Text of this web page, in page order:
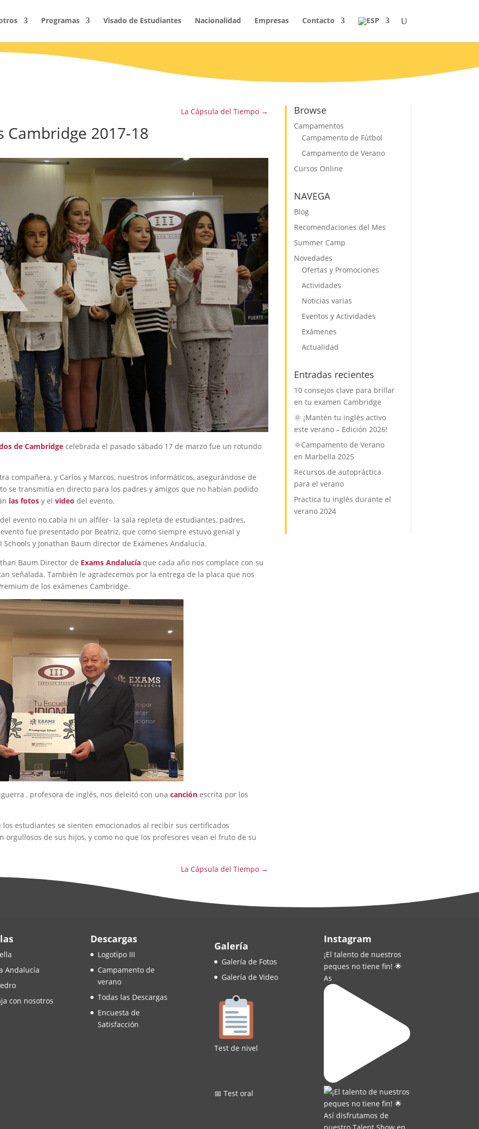
Programas Visado de Estudiantes Nacionalidad Empresas Contacto
La Cápsula del Tiempo→
Cambridge 2017-18
de Cambridge celebrada el pasado sábado 17 de marzo fue un rotundo
compañera, y Carlos y Marcos, nuestros informáticos, asegurándose de
se transmitía en directo para los padres y amigos que no habían podido
las fotos y el video del evento.
evento no cabía ni un alfiler- la sala repleta de estudiantes, padres,
fue presentado por Beatriz, que como siempre estuvo genial y
y Jonathan Baum director de Exámenes Andalucía.
Baum Director de Exams Andalucía que cada año nos complace con su
señalada. También le agradecemos por la entrega de la placa que nos
de los exámenes Cambridge.
, profesora de inglés, nos deleitó con una canción escrita por los
estudiantes se sienten emocionados al recibir sus certificados
orgullosos de sus hijos, y como no que los profesores vean el fruto de su
La Cápsula del Tiempo→
Browse
Campamentos
Campamento de Fútbol
Campamento de Verano
Cursos Online
NAVEGA
Blog
Recomendaciones del Mes
Summer Camp
Novedades
Ofertas y Promociones
Actividades
Noticias varias
Eventos y Actividades
Exámenes
Actualidad
Entradas recientes
10 consejos clave para brillar
en tu examen Cambridge
🌞 ¡Mantén tu inglés activo
este verano – Edición 2026!
🌞Campamento de Verano
en Marbella 2025
Recursos de autopráctica
para el verano
Practica tu inglés durante el
verano 2024
Andalucía
con nosotros
Descargas
Logotipo III
Campamento de
verano
Todas las Descargas
Encuesta de
Satisfacción
Galería
Galería de Fotos
Galería de Video
Test de nivel
📅 Test oral
Instagram
¡El talento de nuestros
peques no tiene fin! 🌟
As